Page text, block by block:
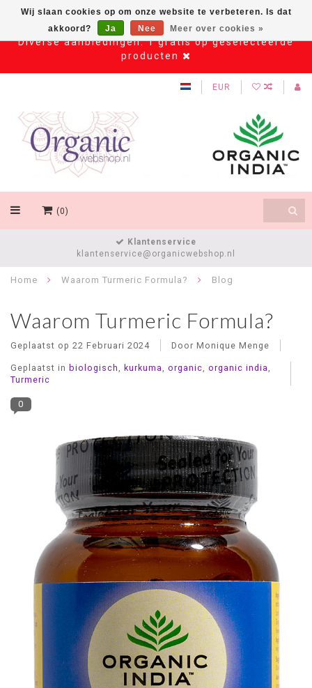
Diverse aanbiedingen: 1 gratis op geselecteerde
producten
EUR
(0)
Klantenservice
klantenservice@organicwebshop.nl
Home Waarom Turmeric Formula? Blog
Waarom Turmeric Formula?
Geplaatst op 22 Februari 2024 Door Monique Menge
Geplaatst in biologisch, kurkuma, organic, organic india,
Turmeric
0
Wij slaan cookies op om onze website te verbeteren. Is dat
akkoord?
Ja Nee Meer over cookies »